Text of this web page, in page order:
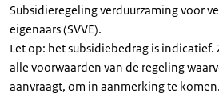
Subsidieregeling verduurzaming voor
eigenaars (SVVE).
Let op: het subsidiebedrag is indicatief.
alle voorwaarden van de regeling
aanvraagt, om in aanmerking te